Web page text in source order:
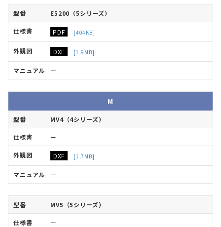
E5200（5シリーズ）
PDF [404KB]
DXF [1.9MB]
ー
M
MV4（4シリーズ）
ー
DXF [1.7MB]
ー
MV5（5シリーズ）
ー